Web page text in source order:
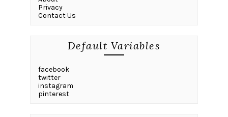
Privacy
Contact Us
Default Variables
facebook
twitter
instagram
pinterest